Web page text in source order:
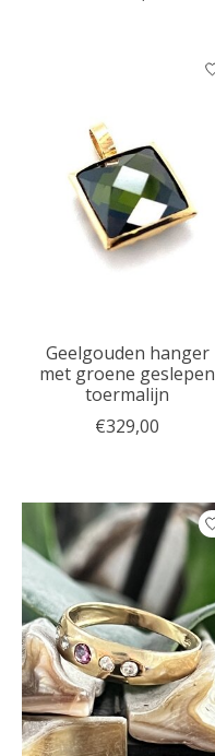
Geelgouden hanger
met groene geslepen
toermalijn
€329,00